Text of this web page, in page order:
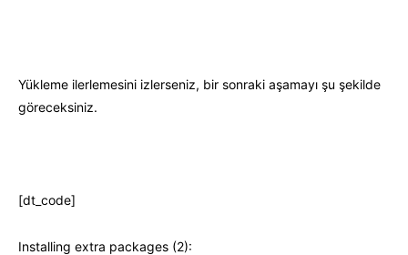
Yükleme ilerlemesini izlerseniz, bir sonraki aşamayı şu şekilde
göreceksiniz.
[dt_code]
Installing extra packages (2):